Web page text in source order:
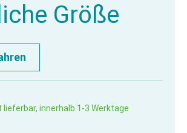
Größe
innerhalb 1-3 Werktage